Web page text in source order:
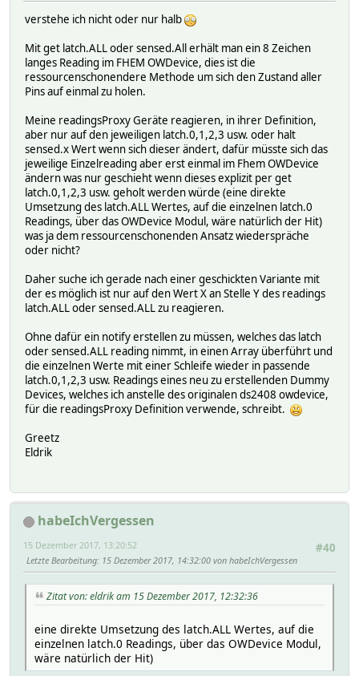
verstehe ich nicht oder nur halb
Mit get latch.ALL oder sensed.All erhält man ein 8 Zeichen
langes Reading im FHEM OWDevice, dies ist die
ressourcenschonendere Methode um sich den Zustand aller
Pins auf einmal zu holen.
Meine readingsProxy Geräte reagieren, in ihrer Definition,
aber nur auf den jeweiligen latch.0,1,2,3 usw. oder halt
sensed.x Wert wenn sich dieser ändert, dafür müsste sich das
jeweilige Einzelreading aber erst einmal im Fhem OWDevice
ändern was nur geschieht wenn dieses explizit per get
latch.0,1,2,3 usw. geholt werden würde (eine direkte
Umsetzung des latch.ALL Wertes, auf die einzelnen latch.0
Readings, über das OWDevice Modul, wäre natürlich der Hit)
was ja dem ressourcenschonenden Ansatz wiederspräche
oder nicht?
Daher suche ich gerade nach einer geschickten Variante mit
der es möglich ist nur auf den Wert X an Stelle Y des readings
latch.ALL oder sensed.ALL zu reagieren.
Ohne dafür ein notify erstellen zu müssen, welches das latch
oder sensed.ALL reading nimmt, in einen Array überführt und
die einzelnen Werte mit einer Schleife wieder in passende
latch.0,1,2,3 usw. Readings eines neu zu erstellenden Dummy
Devices, welches ich anstelle des originalen ds2408 owdevice,
für die readingsProxy Definition verwende, schreibt.
Greetz
Eldrik
habeIchVergessen
#40
15 Dezember 2017, 13:20:52
Letzte Bearbeitung: 15 Dezember 2017, 14:32:00 von habeIchVergessen
Zitat von: eldrik am 15 Dezember 2017, 12:32:36
eine direkte Umsetzung des latch.ALL Wertes, auf die
einzelnen latch.0 Readings, über das OWDevice Modul,
wäre natürlich der Hit)